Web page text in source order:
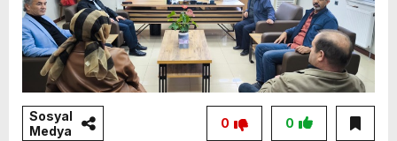
Sosyal
Medya
0
0